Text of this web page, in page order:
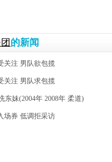
的新闻
关注 男队欲包揽
关注 男队求包揽
东妹(2004年 2008年 柔道)
场券 低调拒采访